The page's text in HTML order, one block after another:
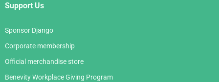
Support Us
Sponsor Django
Corporate membership
Official merchandise store
Benevity Workplace Giving Program